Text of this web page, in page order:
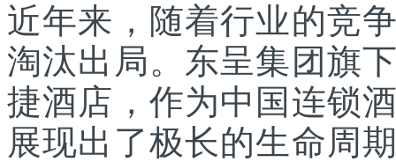
近年来，随着行业的竞
淘汰出局。东呈集团旗
捷酒店，作为中国连锁
展现出了极长的生命周